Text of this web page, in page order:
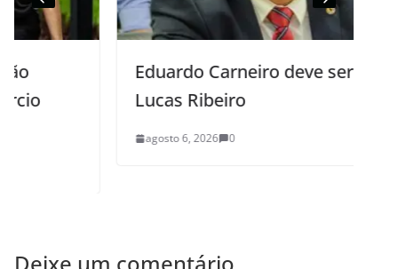
Eduardo Carneiro deve ser o vice de
Lucas Ribeiro
agosto 6, 2026 0